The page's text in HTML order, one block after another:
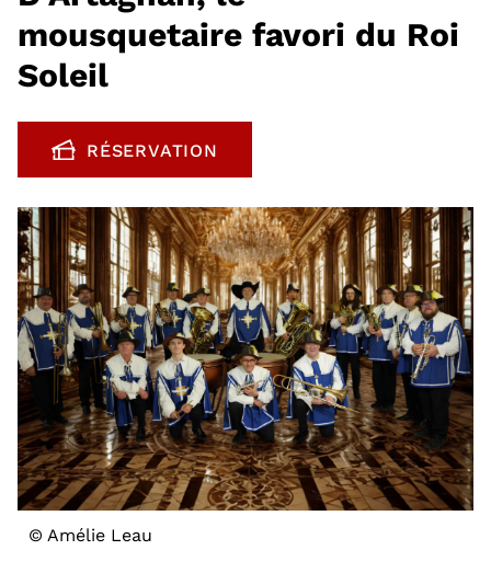
mousquetaire favori du Roi
Soleil
RÉSERVATION
, OUVRE UNE NOUVELLE FENÊTRE
© Amélie Leau